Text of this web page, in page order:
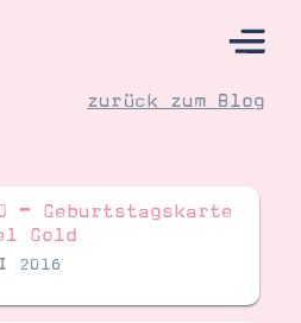
zurück zum Blog
– Geburtstagskarte
Gold
2016